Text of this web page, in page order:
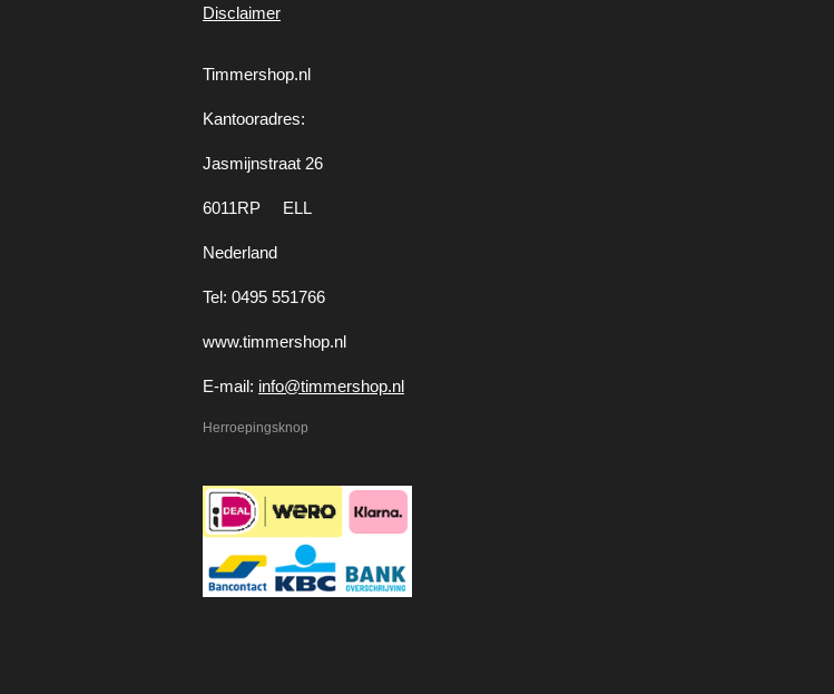
Disclaimer
Timmershop.nl
Kantooradres:
Jasmijnstraat 26
6011RP ELL
Nederland
Tel: 0495 551766
www.timmershop.nl
E-mail: info@timmershop.nl
Herroepingsknop